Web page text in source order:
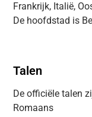
Frankrijk, Italië,
De hoofdstad is
Talen
De officiële talen
Romaans